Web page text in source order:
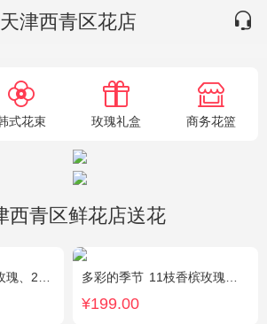
天津西青区花店
式花束 玫瑰礼盒 商务花篮
西青区鲜花店送花
量黄莺草、栀子叶间插。 多彩的季节 11枝香槟玫瑰，2枝多头白百合，栀子叶搭配
¥199.00